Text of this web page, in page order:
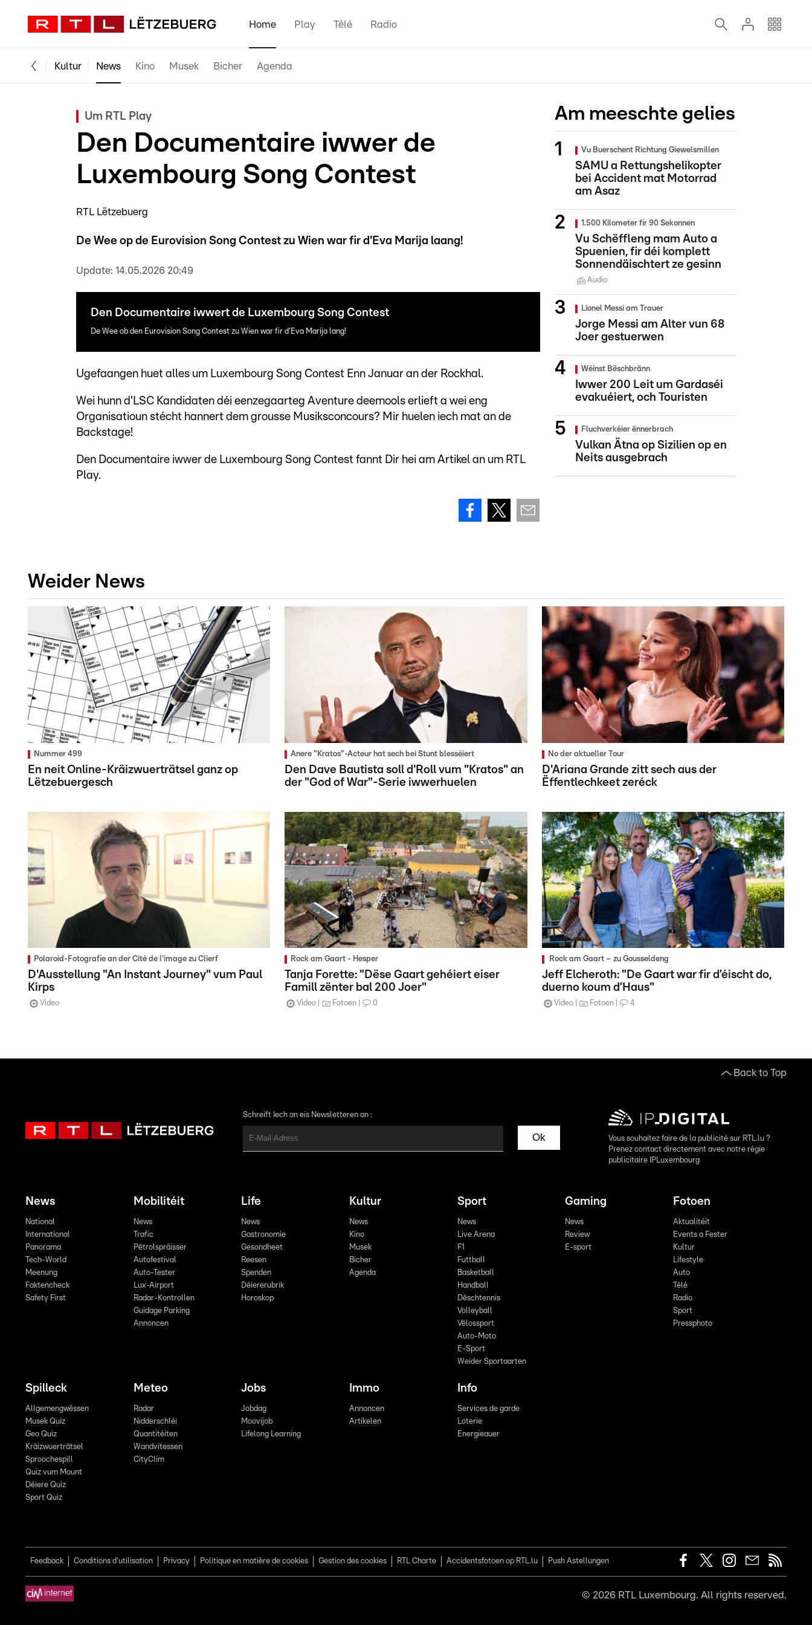
Home Play Télé Radio
Kultur News Kino Musek Bicher Agenda
Um RTL Play
Den Documentaire iwwer de
Luxembourg Song Contest
RTL Lëtzebuerg
De Wee op de Eurovision Song Contest zu Wien war fir d'Eva Marija laang!
Update: 14.05.2026 20:49
Den Documentaire iwwert de Luxembourg Song Contest
De Wee ob den Eurovision Song Contest zu Wien war fir d'Eva Marija lang!
Ugefaangen huet alles um Luxembourg Song Contest Enn Januar an der Rockhal.
Wei hunn d'LSC Kandidaten déi eenzegaarteg Aventure deemools erlieft a wei eng
Organisatioun stécht hannert dem grousse Musiksconcours? Mir huelen iech mat an de
Backstage!
Den Documentaire iwwer de Luxembourg Song Contest fannt Dir hei am Artikel an um RTL
Play.
Am meeschte gelies
Vu Buerschent Richtung Giewelsmillen
SAMU a Rettungshelikopter
bei Accident mat Motorrad
am Asaz
1.500 Kilometer fir 90 Sekonnen
Vu Schëffleng mam Auto a
Spuenien, fir déi komplett
Sonnendäischtert ze gesinn
Audio
Lionel Messi am Trauer
Jorge Messi am Alter vun 68
Joer gestuerwen
Wéinst Bëschbränn
Iwwer 200 Leit um Gardaséi
evakuéiert, och Touristen
Fluchverkéier ënnerbrach
Vulkan Ätna op Sizilien op en
Neits ausgebrach
Weider News
Nummer 499
En neit Online-Kräizwuerträtsel ganz op
Lëtzebuergesch
Anere "Kratos"-Acteur hat sech bei Stunt blesséiert
Den Dave Bautista soll d'Roll vum "Kratos" an
der "God of War"-Serie iwwerhuelen
No der aktueller Tour
D'Ariana Grande zitt sech aus der
Ëffentlechkeet zeréck
Polaroid-Fotografie an der Cité de l'image zu Clierf
D'Ausstellung "An Instant Journey" vum Paul
Kirps
Video
Rock am Gaart - Hesper
Tanja Forette: "Dëse Gaart gehéiert eiser
Famill zënter bal 200 Joer"
Video Fotoen 0
Rock am Gaart – zu Gousseldeng
Jeff Elcheroth: "De Gaart war fir d’éischt do,
duerno koum d’Haus"
Video Fotoen 4
Back to Top
Schreift Iech an eis Newsletteren an :
Ok
Vous souhaitez faire de la publicité sur RTL.lu ?
Prenez contact directement avec notre régie
publicitaire IPLuxembourg
News
National
International
Panorama
Tech-World
Meenung
Faktencheck
Safety First
Mobilitéit
News
Trafic
Pëtrolspräisser
Autofestival
Auto-Tester
Lux-Airport
Radar-Kontrollen
Guidage Parking
Annoncen
Life
News
Gastronomie
Gesondheet
Reesen
Spenden
Déiererubrik
Horoskop
Kultur
News
Kino
Musek
Bicher
Agenda
Sport
News
Live Arena
F1
Futtball
Basketball
Handball
Dëschtennis
Volleyball
Vëlossport
Auto-Moto
E-Sport
Weider Sportaarten
Gaming
News
Review
E-sport
Fotoen
Aktualitéit
Events a Fester
Kultur
Lifestyle
Auto
Télé
Radio
Sport
Pressphoto
Spilleck
Allgemengwëssen
Musek Quiz
Geo Quiz
Kräizwuerträtsel
Sproochespill
Quiz vum Mount
Déiere Quiz
Sport Quiz
Meteo
Radar
Nidderschléi
Quantitéiten
Wandvitessen
CityClim
Jobs
Jobdag
Moovijob
Lifelong Learning
Immo
Annoncen
Artikelen
Info
Services de garde
Loterie
Energieauer
Feedback Conditions d'utilisation Privacy Politique en matière de cookies Gestion des cookies RTL Charte Accidentsfotoen op RTL.lu Push Astellungen
© 2026 RTL Luxembourg. All rights reserved.